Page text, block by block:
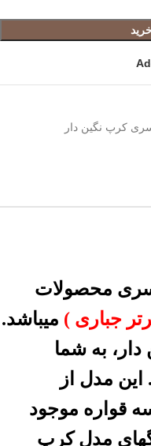
کرپ نگین دار
سری محصولات
جباری ) میباشد.
به شما
مدل از
قواره موجود
مدل کرپ